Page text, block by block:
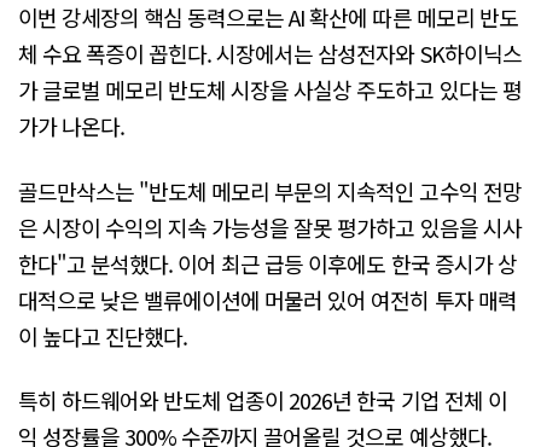
이번 강세장의 핵심 동력으로는 AI 확산에 따른 메모리 반도
체 수요 폭증이 꼽힌다. 시장에서는 삼성전자와 SK하이닉스
가 글로벌 메모리 반도체 시장을 사실상 주도하고 있다는 평
가가 나온다.
골드만삭스는 "반도체 메모리 부문의 지속적인 고수익 전망
은 시장이 수익의 지속 가능성을 잘못 평가하고 있음을 시사
한다"고 분석했다. 이어 최근 급등 이후에도 한국 증시가 상
대적으로 낮은 밸류에이션에 머물러 있어 여전히 투자 매력
이 높다고 진단했다.
특히 하드웨어와 반도체 업종이 2026년 한국 기업 전체 이
익 성장률을 300% 수준까지 끌어올릴 것으로 예상했다.